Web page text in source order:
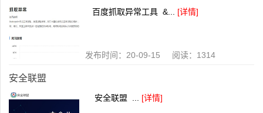
百度抓取异常工具 &... [详情]
发布时间：20-09-15 阅读：1314
安全联盟
安全联盟 ... [详情]